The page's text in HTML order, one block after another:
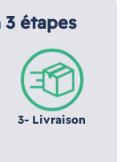
étapes
3- Livraison